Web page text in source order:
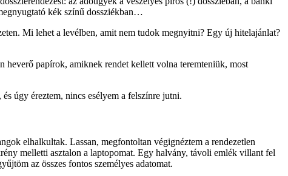
kék színű dossziékban…
Mi lehet a levélben, amit nem tudok megnyitni? Egy új hitelajánlat?
heverő papírok, amiknek rendet kellett volna teremteniük, most
úgy éreztem, nincs esélyem a felszínre jutni.
elhalkultak. Lassan, megfontoltan végignéztem a rendezetlen
melletti asztalon a laptopomat. Egy halvány, távoli emlék villant fel
az összes fontos személyes adatomat.